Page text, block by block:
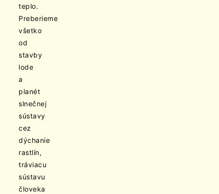
teplo.
Preberieme
všetko
od
stavby
lode
a
planét
slnečnej
sústavy
cez
dýchanie
rastlín,
tráviacu
sústavu
človeka